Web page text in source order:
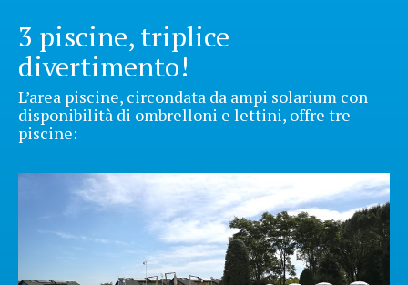
3 piscine, triplice
divertimento!
L’area piscine, circondata da ampi solarium con
disponibilità di ombrelloni e lettini, offre tre
piscine: